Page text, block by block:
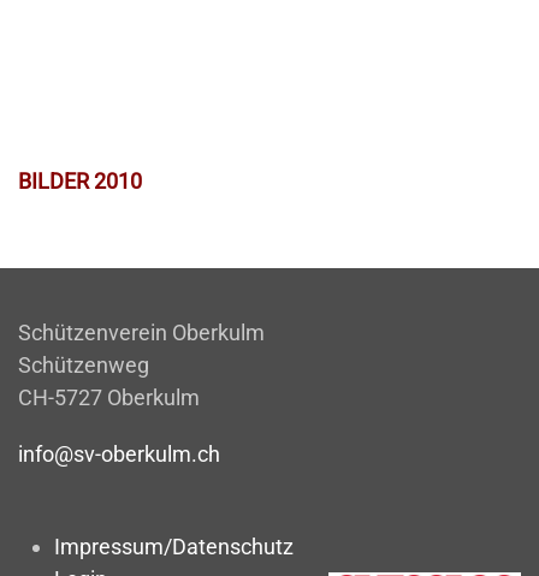
BILDER 2010
Schützenverein Oberkulm
Schützenweg
CH-5727 Oberkulm
info@sv-oberkulm.ch
Impressum/Datenschutz